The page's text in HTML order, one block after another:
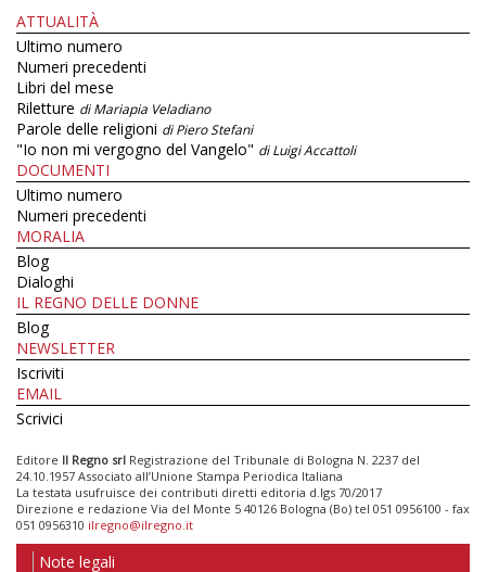
ATTUALITÀ
Ultimo numero
Numeri precedenti
Libri del mese
Riletture di Mariapia Veladiano
Parole delle religioni di Piero Stefani
"Io non mi vergogno del Vangelo" di Luigi Accattoli
DOCUMENTI
Ultimo numero
Numeri precedenti
MORALIA
Blog
Dialoghi
IL REGNO DELLE DONNE
Blog
NEWSLETTER
Iscriviti
EMAIL
Scrivici
Editore Il Regno srl Registrazione del Tribunale di Bologna N. 2237 del
24.10.1957 Associato all’Unione Stampa Periodica Italiana
La testata usufruisce dei contributi diretti editoria d.lgs 70/2017
Direzione e redazione Via del Monte 5 40126 Bologna (Bo) tel 051 0956100 - fax
051 0956310 ilregno@ilregno.it
Note legali